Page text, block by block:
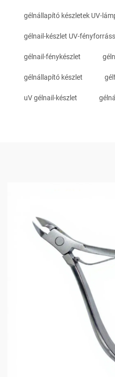
gélnállapító készletek UV-
gélnail-készlet UV-
gélnail-fénykészlet
gélnállapító készlet
uV gélnail-készlet